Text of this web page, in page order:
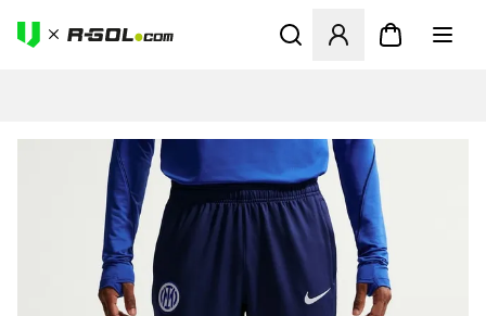
Abre un modal para iniciar